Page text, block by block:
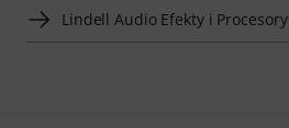
Lindell Audio Efekty i Procesory